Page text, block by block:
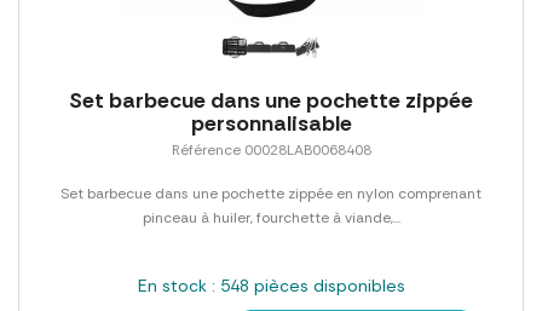
Set barbecue dans une pochette zippée
personnalisable
Référence 00028LAB0068408
Set barbecue dans une pochette zippée en nylon comprenant
pinceau à huiler, fourchette à viande,...
En stock : 548 pièces disponibles